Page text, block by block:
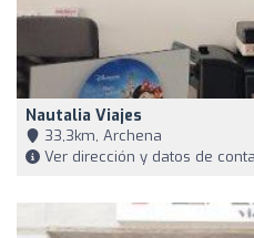
Nautalia Viajes
33,3km, Archena
Ver dirección y datos de